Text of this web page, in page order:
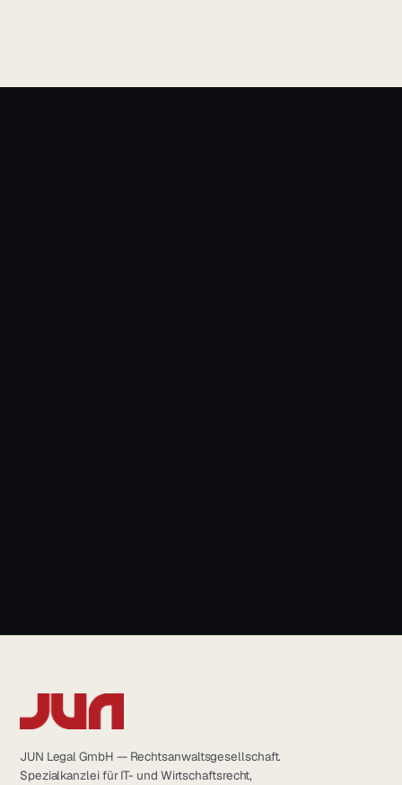
JUN Legal GmbH — Rechtsanwaltsgesellschaft.
Spezialkanzlei für IT- und Wirtschaftsrecht,